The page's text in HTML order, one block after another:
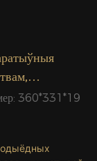
360*331*19